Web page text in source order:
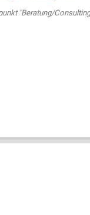
"Beratung/